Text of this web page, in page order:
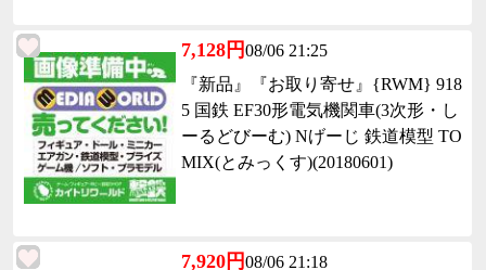
7,128円08/06 21:25
『新品』『お取り寄せ』{RWM} 918
5 国鉄 EF30形電気機関車(3次形・し
ーるどびーむ) Nげーじ 鉄道模型 TO
MIX(とみっくす)(20180601)
7,920円08/06 21:18